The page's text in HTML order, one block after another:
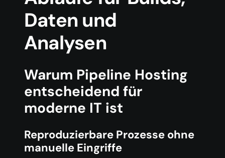
Daten und
Analysen
Warum Pipeline Hosting
entscheidend für
moderne IT ist
Reproduzierbare Prozesse ohne
manuelle Eingriffe